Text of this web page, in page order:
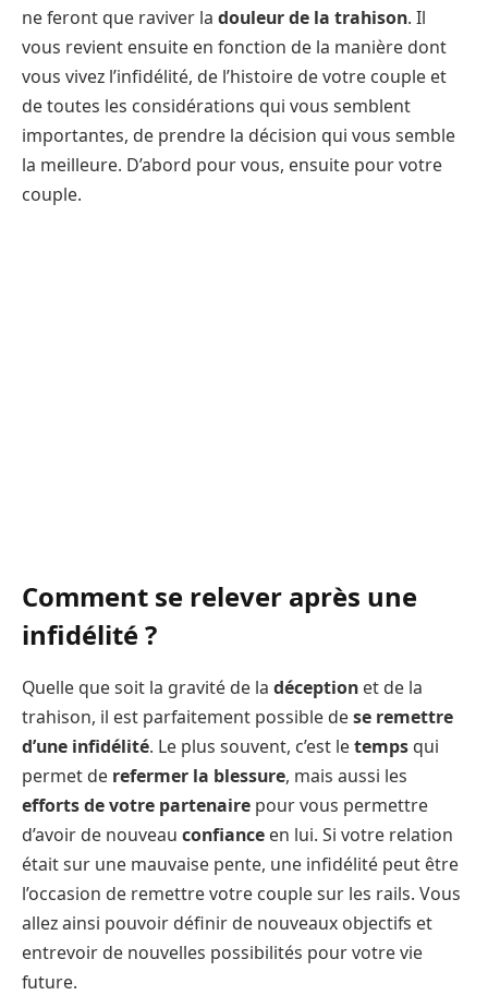
ne feront que raviver la douleur de la trahison. Il
vous revient ensuite en fonction de la manière dont
vous vivez l’infidélité, de l’histoire de votre couple et
de toutes les considérations qui vous semblent
importantes, de prendre la décision qui vous semble
la meilleure. D’abord pour vous, ensuite pour votre
couple.
Comment se relever après une
infidélité ?
Quelle que soit la gravité de la déception et de la
trahison, il est parfaitement possible dese remettre
d’une infidélité. Le plus souvent, c’est letemps qui
permet de refermer la blessure, mais aussi les
efforts de votre partenaire pour vous permettre
d’avoir de nouveau confiance en lui. Si votre relation
était sur une mauvaise pente, une infidélité peut être
l’occasion de remettre votre couple sur les rails. Vous
allez ainsi pouvoir définir de nouveaux objectifs et
entrevoir de nouvelles possibilités pour votre vie
future.